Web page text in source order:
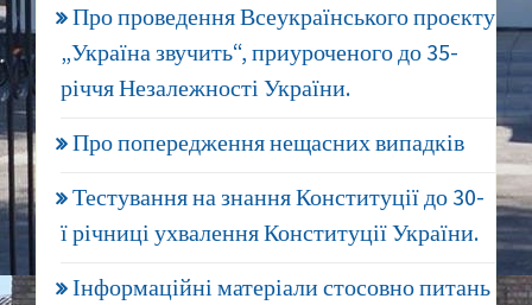
Про проведення Всеукраїнського проєкту
„Україна звучить“, приуроченого до 35-
річчя Незалежності України.
Про попередження нещасних випадків
Тестування на знання Конституції до 30-
ї річниці ухвалення Конституції України.
Інформаційні матеріали стосовно питань